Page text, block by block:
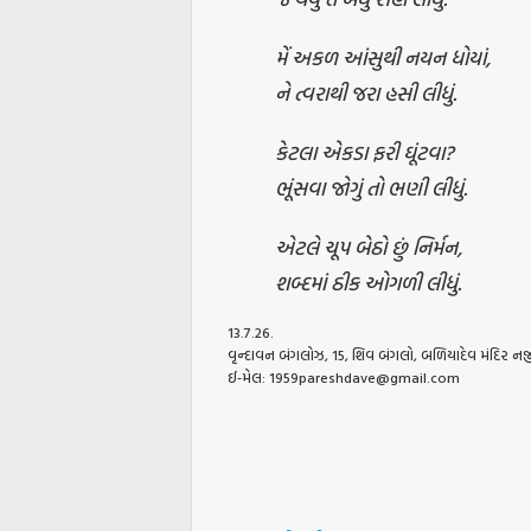
મેં અકળ આંસુથી નયન ધોયાં,
ને ત્વરાથી જરા હસી લીધું.
કેટલા એકડા ફરી ઘૂંટવા?
ભૂંસવા જોગું તો ભણી લીધું.
એટલે ચૂપ બેઠો છું નિર્મન,
શબ્દમાં ઠીક ઓગળી લીધું.
13.7.26.
વૃન્દાવન બંગલોઝ, 15, શિવ બંગલો, બળિયાદેવ મંદિર
ઈ-મેલ: 1959pareshdave@gmail.com